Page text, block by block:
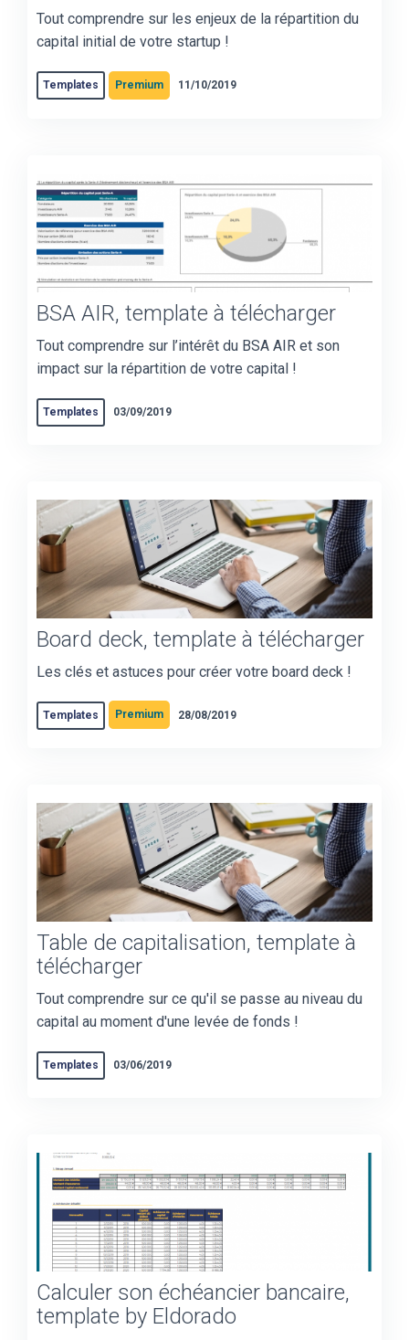
Tout comprendre sur les enjeux de la répartition du
capital initial de votre startup !
Templates Premium 11/10/2019
BSA AIR, template à télécharger
Tout comprendre sur l’intérêt du BSA AIR et son
impact sur la répartition de votre capital !
Templates 03/09/2019
Board deck, template à télécharger
Les clés et astuces pour créer votre board deck !
Templates Premium 28/08/2019
Table de capitalisation, template à
télécharger
Tout comprendre sur ce qu'il se passe au niveau du
capital au moment d'une levée de fonds !
Templates 03/06/2019
Calculer son échéancier bancaire,
template by Eldorado